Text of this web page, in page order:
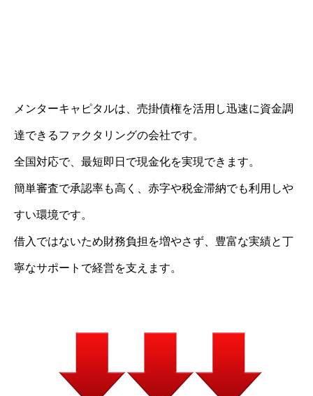
メンターキャピタルは、売掛債権を活用し迅速に資金調
達できるファクタリングの会社です。
全国対応で、最短即日で現金化を実現できます。
簡単審査で承認率も高く、赤字や税金滞納でも利用しや
すい環境です。
借入ではないため財務負担を増やさず、豊富な実績と丁
寧なサポートで経営を支えます。